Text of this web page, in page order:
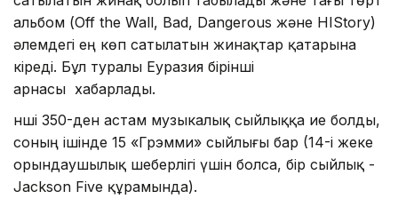
альбом (Off the Wall, Bad, Dangerous және HIStory)
әлемдегі ең көп сатылатын жинақтар қатарына
кіреді. Бұл туралы Еуразия бірінші
арнасы хабарлады.
Әнші 350-ден астам музыкалық сыйлыққа ие болды,
соның ішінде 15 «Грэмми» сыйлығы бар (14-і жеке
орындаушылық шеберлігі үшін болса, бір сыйлық -
Jackson Five құрамында).